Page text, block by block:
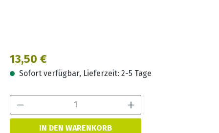
Regulärer Preis:
13,50 €
Sofort verfügbar, Lieferzeit: 2-5 Tage
IN DEN WARENKORB